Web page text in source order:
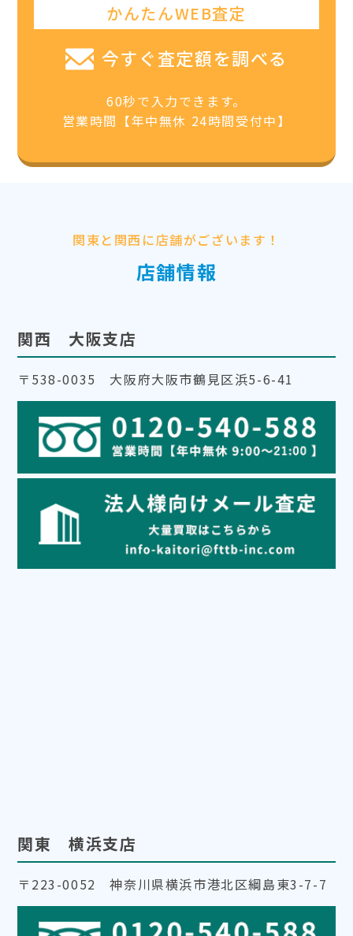
かんたんWEB査定
今すぐ査定額を調べる
60秒で入力できます。
営業時間【年中無休 24時間受付中】
関東と関西に店舗がございます！
店舗情報
関西 大阪支店
〒538-0035 大阪府大阪市鶴見区浜5-6-41
関東 横浜支店
〒223-0052 神奈川県横浜市港北区綱島東3-7-7